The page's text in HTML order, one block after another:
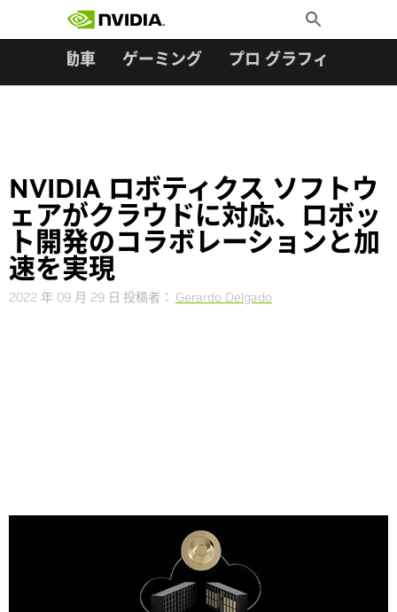
Toggle
Search
自動車 ゲーミング プロ グラフィックス
NVIDIA ロボティクス ソフトウ
ェアがクラウドに対応、ロボッ
ト開発のコラボレーションと加
速を実現
2022 年 09 月 29 日 投稿者： Gerardo Delgado